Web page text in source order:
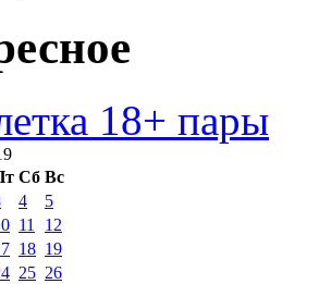
18+ пары
Сб Вс
4
5
11
12
18 19
25 26